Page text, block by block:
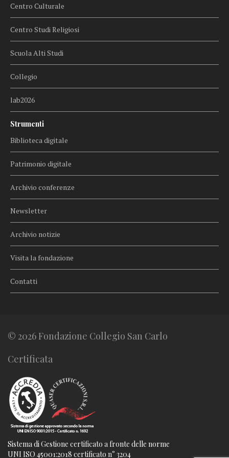
Centro Culturale
Centro Studi Religiosi
Scuola Alti Studi
Collegio
lab2026
Strumenti
Biblioteca digitale
Patrimonio digitale
Archivio conferenze
Newsletter
Archivio notizie
Visita la fondazione
Contatti
© 2026 Fondazione Collegio San Carlo
Certificata
Sistema di Gestione certificato a fronte delle norme
UNI ISO 45001:2018 certificato n° 3204